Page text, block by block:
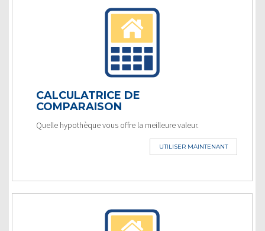
CALCULATRICE DE
COMPARAISON
Quelle hypothèque vous offre la meilleure valeur.
UTILISER MAINTENANT